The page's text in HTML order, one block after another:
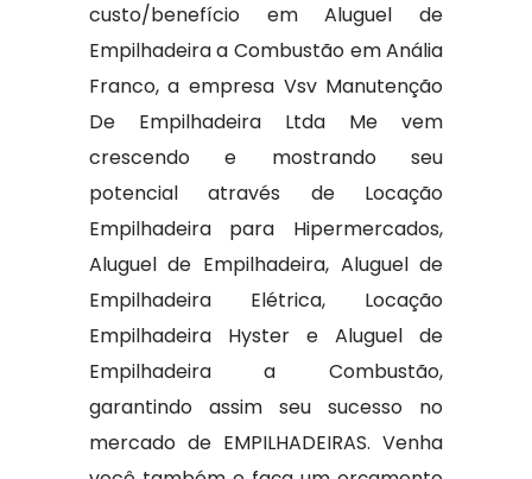
custo/benefício em Aluguel de
Empilhadeira a Combustão em Anália
Franco, a empresa Vsv Manutenção
De Empilhadeira Ltda Me vem
crescendo e mostrando seu
potencial através de Locação
Empilhadeira para Hipermercados,
Aluguel de Empilhadeira, Aluguel de
Empilhadeira Elétrica, Locação
Empilhadeira Hyster e Aluguel de
Empilhadeira a Combustão,
garantindo assim seu sucesso no
mercado de EMPILHADEIRAS. Venha